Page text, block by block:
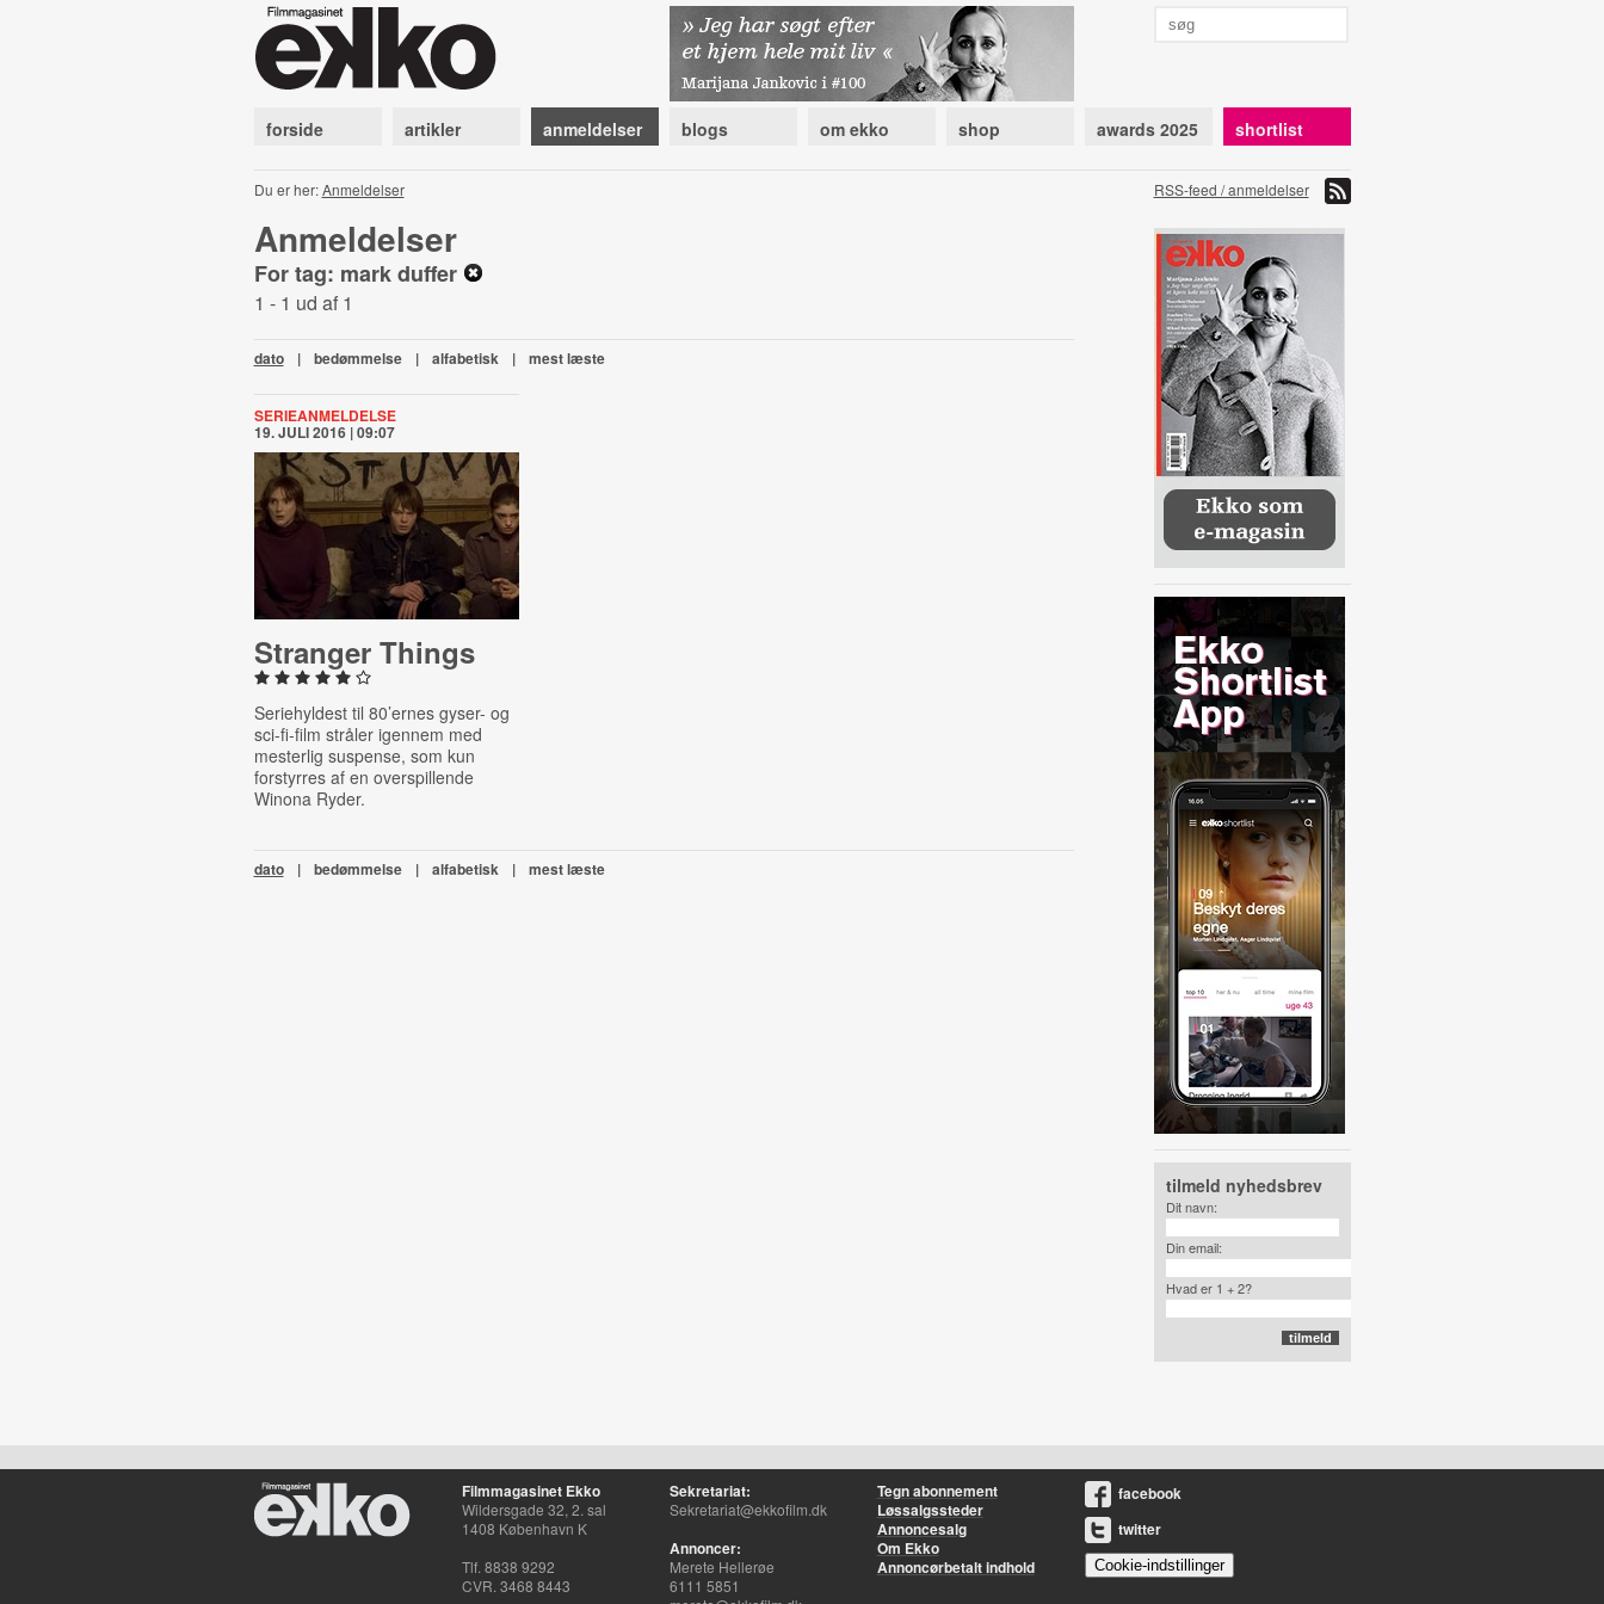
forside artikler anmeldelser blogs om ekko shop awards 2025 shortlist
Du er her:Anmeldelser RSS-feed / anmeldelser
Anmeldelser
For tag: mark duffer
1 - 1 ud af 1
dato | bedømmelse | alfabetisk | mest læste
SERIEANMELDELSE
19. JULI 2016 | 09:07
Stranger Things
Seriehyldest til 80’ernes gyser- og
sci-fi-film stråler igennem med
mesterlig suspense, som kun
forstyrres af en overspillende
Winona Ryder.
dato | bedømmelse | alfabetisk | mest læste
tilmeld nyhedsbrev
Dit navn:
Din email:
Hvad er 1 + 2?
Filmmagasinet Ekko
Wildersgade 32, 2. sal
1408 København K
Tlf. 8838 9292
CVR. 3468 8443
Sekretariat:
Sekretariat@ekkofilm.dk
Annoncer:
Merete Hellerøe
6111 5851
Tegn abonnement
Løssalgssteder
Annoncesalg
Om Ekko
Annoncørbetalt indhold
facebook
twitter
Cookie-indstillinger